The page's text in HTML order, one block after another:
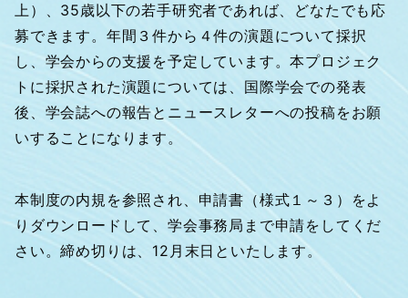
上）、35歳以下の若手研究者であれば、どなたでも応
募できます。年間３件から４件の演題について採択
し、学会からの支援を予定しています。本プロジェク
トに採択された演題については、国際学会での発表
後、学会誌への報告とニュースレターへの投稿をお願
いすることになります。
本制度の内規を参照され、申請書（様式１～３）をよ
りダウンロードして、学会事務局まで申請をしてくだ
さい。締め切りは、12月末日といたします。